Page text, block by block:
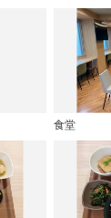
食堂